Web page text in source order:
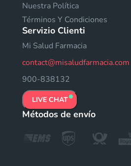
Nuestra Política
Términos Y Condiciones
Servizio Clienti
Mi Salud Farmacia
contact@misaludfarmacia.com
900-838132
LIVE CHAT
Métodos de envío